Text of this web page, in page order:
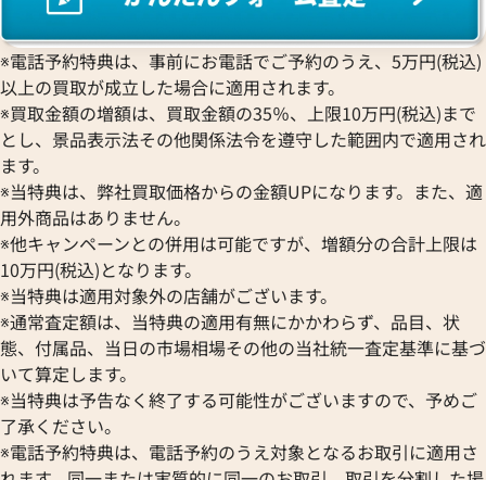
Hermes
エルメス
OMEGA
オメガ
ORIENT
オリエント
ORIS
オリス
Audemars Piguet
オーデマ ピゲ
Vacheron Constantin
ヴァシュロン・コンスタンタン
Van Cleef & Arpels
ヴァンクリーフ＆アーペル
Versace
ヴェルサーチ
Wempe
コンコルド
Sinn
ジン
STOWA
ストーヴァ
SEIKO
セイコー
CENTURY
センチュリー
ZENITH
ゼニス
ブライトリング
Blancpain
ブランパン
BVLGARI
ブルガリ
Breguet
ブレゲ
BULOVA
ブローバ
Bell & Ross
ベル＆ロス
BAUME＆MERCIER
ボーム＆メルシエ
BALL Watch
ボール ウォッチ
※電話予約特典は、事前にお電話でご予約のうえ、5万円(税込)
以上の買取が成立した場合に適用されます。
※買取金額の増額は、買取金額の35％、上限10万円(税込)まで
とし、景品表示法その他関係法令を遵守した範囲内で適用され
ます。
※当特典は、弊社買取価格からの金額UPになります。また、適
用外商品はありません。
※他キャンペーンとの併用は可能ですが、増額分の合計上限は
10万円(税込)となります。
※当特典は適用対象外の店舗がございます。
※通常査定額は、当特典の適用有無にかかわらず、品目、状
態、付属品、当日の市場相場その他の当社統一査定基準に基づ
いて算定します。
※当特典は予告なく終了する可能性がございますので、予めご
了承ください。
※電話予約特典は、電話予約のうえ対象となるお取引に適用さ